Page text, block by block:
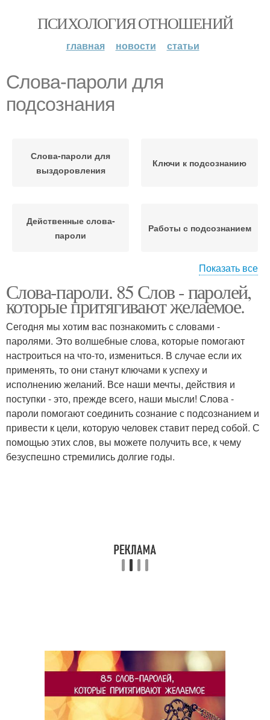
ПСИХОЛОГИЯ ОТНОШЕНИЙ
главная новости статьи
Слова-пароли для
подсознания
Слова-пароли для
выздоровления
Ключи к подсознанию
Действенные слова-
пароли
Работы с подсознанием
достижения
Ключики к подсознанию
Показать все
Слова-пароли. 85 Слов - паролей,
которые притягивают желаемое.
Сегодня мы хотим вас познакомить с словами -
паролями. Это волшебные слова, которые помогают
настроиться на что-то, измениться. В случае если их
применять, то они станут ключами к успеху и
исполнению желаний. Все наши мечты, действия и
поступки - это, прежде всего, наши мысли! Слова -
пароли помогают соединить сознание с подсознанием и
привести к цели, которую человек ставит перед собой. С
помощью этих слов, вы можете получить все, к чему
безуспешно стремились долгие годы.